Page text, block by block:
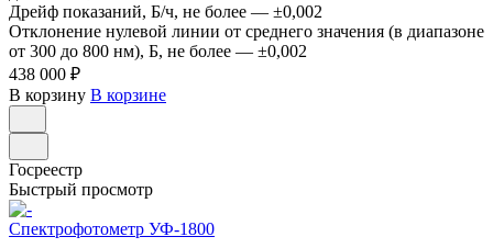
Дрейф показаний, Б/ч, не более — ±0,002
Отклонение нулевой линии от среднего значения (в диапазоне
от 300 до 800 нм), Б, не более — ±0,002
438 000 ₽
В корзину В корзине
Госреестр
Быстрый просмотр
Спектрофотометр УФ-1800